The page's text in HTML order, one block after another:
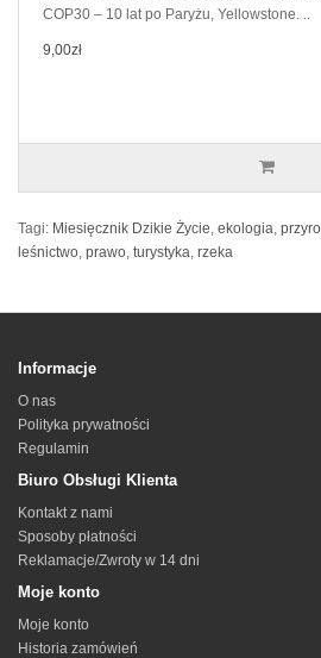
COP30 – 10 lat po Paryżu, Yellowstone. ..
9,00zł
Tagi: Miesięcznik Dzikie Życie, ekologia,
leśnictwo, prawo, turystyka, rzeka
Informacje
O nas
Polityka prywatności
Regulamin
Biuro Obsługi Klienta
Kontakt z nami
Sposoby płatności
Reklamacje/Zwroty w 14 dni
Moje konto
Moje konto
Historia zamówień